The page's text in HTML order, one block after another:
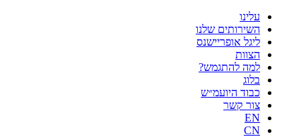
עלינו
השירותים שלנו
ליגל אופריישנס
הצוות
למה להתגמש?
בלוג
כבוד היועמ״ש
צור קשר
EN
CN